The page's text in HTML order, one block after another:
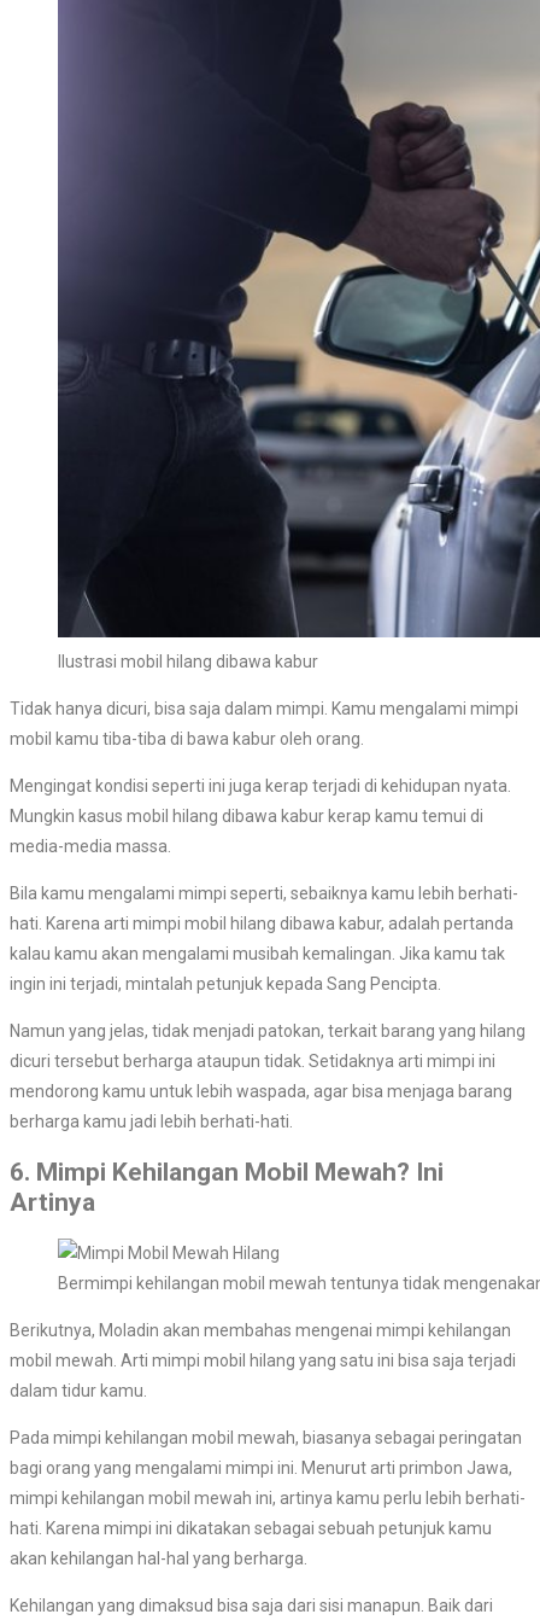
Ilustrasi mobil hilang dibawa kabur
Tidak hanya dicuri, bisa saja dalam mimpi. Kamu mengalami mimpi
mobil kamu tiba-tiba di bawa kabur oleh orang.
Mengingat kondisi seperti ini juga kerap terjadi di kehidupan nyata.
Mungkin kasus mobil hilang dibawa kabur kerap kamu temui di
media-media massa.
Bila kamu mengalami mimpi seperti, sebaiknya kamu lebih berhati-
hati. Karena arti mimpi mobil hilang dibawa kabur, adalah pertanda
kalau kamu akan mengalami musibah kemalingan. Jika kamu tak
ingin ini terjadi, mintalah petunjuk kepada Sang Pencipta.
Namun yang jelas, tidak menjadi patokan, terkait barang yang hilang
dicuri tersebut berharga ataupun tidak. Setidaknya arti mimpi ini
mendorong kamu untuk lebih waspada, agar bisa menjaga barang
berharga kamu jadi lebih berhati-hati.
6. Mimpi Kehilangan Mobil Mewah? Ini
Artinya
Bermimpi kehilangan mobil mewah tentunya tidak
Berikutnya, Moladin akan membahas mengenai mimpi kehilangan
mobil mewah. Arti mimpi mobil hilang yang satu ini bisa saja terjadi
dalam tidur kamu.
Pada mimpi kehilangan mobil mewah, biasanya sebagai peringatan
bagi orang yang mengalami mimpi ini. Menurut arti primbon Jawa,
mimpi kehilangan mobil mewah ini, artinya kamu perlu lebih berhati-
hati. Karena mimpi ini dikatakan sebagai sebuah petunjuk kamu
akan kehilangan hal-hal yang berharga.
Kehilangan yang dimaksud bisa saja dari sisi manapun. Baik dari